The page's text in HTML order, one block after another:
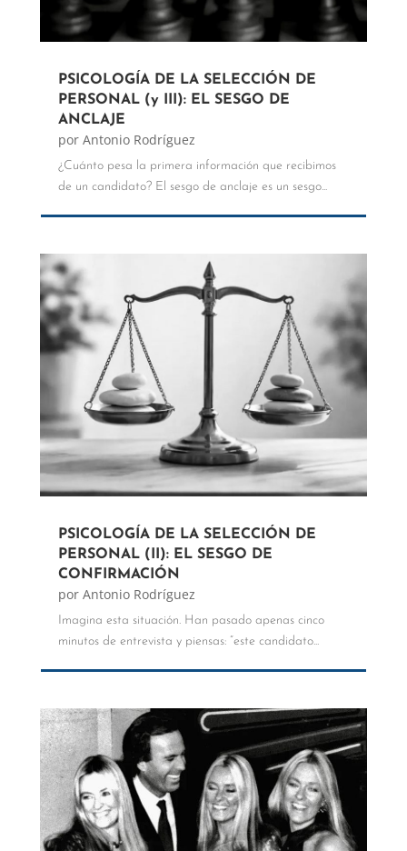
PSICOLOGÍA DE LA SELECCIÓN DE
PERSONAL (y III): EL SESGO DE
ANCLAJE
por Antonio Rodríguez
¿Cuánto pesa la primera información que recibimos
de un candidato? El sesgo de anclaje es un sesgo...
PSICOLOGÍA DE LA SELECCIÓN DE
PERSONAL (II): EL SESGO DE
CONFIRMACIÓN
por Antonio Rodríguez
Imagina esta situación. Han pasado apenas cinco
minutos de entrevista y piensas: “este candidato...